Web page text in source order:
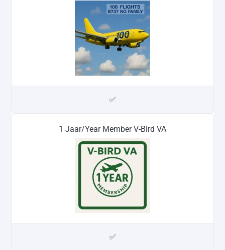
✅
1 Jaar/Year Member V-Bird VA
✅